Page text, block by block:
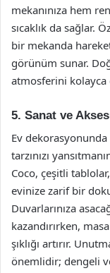
mekanınıza hem
sıcaklık da sağlar.
bir mekanda
görünüm sunar.
atmosferini
5. Sanat ve
Ev
tarzınızı
Coco, çeşitli
evinize zarif bir
Duvarlarınıza
kazandırırken,
şıklığı artırır.
önemlidir; dengeli